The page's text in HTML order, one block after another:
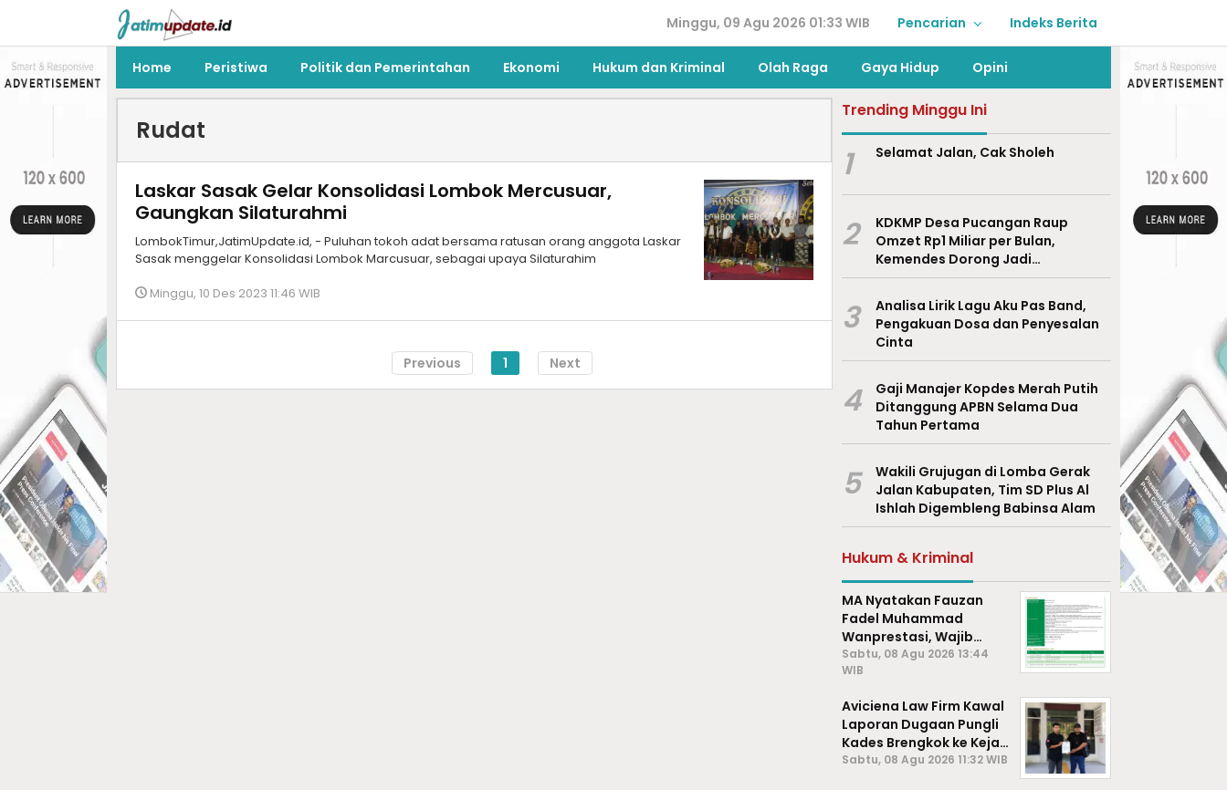
Minggu, 09 Agu 2026 01:33 WIB Pencarian Indeks Berita
Home Peristiwa Politik dan Pemerintahan Ekonomi Hukum dan Kriminal Olah Raga Gaya Hidup Opini
Rudat
Laskar Sasak Gelar Konsolidasi Lombok Mercusuar,
Gaungkan Silaturahmi
LombokTimur,JatimUpdate.id, - Puluhan tokoh adat bersama ratusan orang anggota Laskar
Sasak menggelar Konsolidasi Lombok Marcusuar, sebagai upaya Silaturahim
Minggu, 10 Des 2023 11:46 WIB
Previous 1 Next
Trending Minggu Ini
1 Selamat Jalan, Cak Sholeh
2
KDKMP Desa Pucangan Raup
Omzet Rp1 Miliar per Bulan,
Kemendes Dorong Jadi
Percontohan Nasional
3
Analisa Lirik Lagu Aku Pas Band,
Pengakuan Dosa dan Penyesalan
Cinta
4
Gaji Manajer Kopdes Merah Putih
Ditanggung APBN Selama Dua
Tahun Pertama
5
Wakili Grujugan di Lomba Gerak
Jalan Kabupaten, Tim SD Plus Al
Ishlah Digembleng Babinsa Alam
Hukum & Kriminal
MA Nyatakan Fauzan
Fadel Muhammad
Wanprestasi, Wajib
Bayar Rp2,085 Miliar
Sabtu, 08 Agu 2026 13:44
WIB
Aviciena Law Firm Kawal
Laporan Dugaan Pungli
Kades Brengkok ke Kejari
Lamongan
Sabtu, 08 Agu 2026 11:32 WIB